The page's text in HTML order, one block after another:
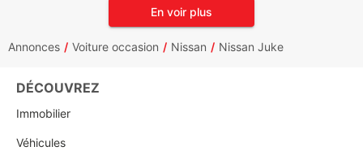
En voir plus
Annonces Voiture occasion Nissan Nissan Juke
DÉCOUVREZ
Immobilier
Véhicules